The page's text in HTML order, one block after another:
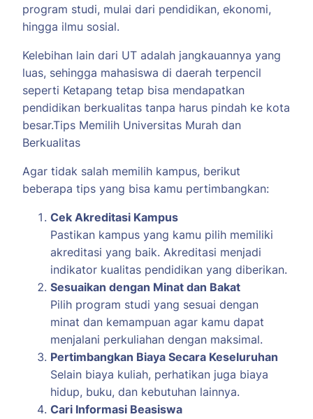
program studi, mulai dari pendidikan, ekonomi,
hingga ilmu sosial.
Kelebihan lain dari UT adalah jangkauannya yang
luas, sehingga mahasiswa di daerah terpencil
seperti Ketapang tetap bisa mendapatkan
pendidikan berkualitas tanpa harus pindah ke kota
besar.Tips Memilih Universitas Murah dan
Berkualitas
Agar tidak salah memilih kampus, berikut
beberapa tips yang bisa kamu pertimbangkan:
Cek Akreditasi Kampus
Pastikan kampus yang kamu pilih memiliki
akreditasi yang baik. Akreditasi menjadi
indikator kualitas pendidikan yang diberikan.
Sesuaikan dengan Minat dan Bakat
Pilih program studi yang sesuai dengan
minat dan kemampuan agar kamu dapat
menjalani perkuliahan dengan maksimal.
Pertimbangkan Biaya Secara Keseluruhan
Selain biaya kuliah, perhatikan juga biaya
hidup, buku, dan kebutuhan lainnya.
Cari Informasi Beasiswa